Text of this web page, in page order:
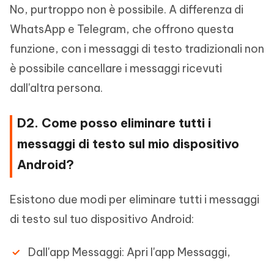
No, purtroppo non è possibile. A differenza di
WhatsApp e Telegram, che offrono questa
funzione, con i messaggi di testo tradizionali non
è possibile cancellare i messaggi ricevuti
dall'altra persona.
D2. Come posso eliminare tutti i
messaggi di testo sul mio dispositivo
Android?
Esistono due modi per eliminare tutti i messaggi
di testo sul tuo dispositivo Android:
Dall'app Messaggi: Apri l'app Messaggi,